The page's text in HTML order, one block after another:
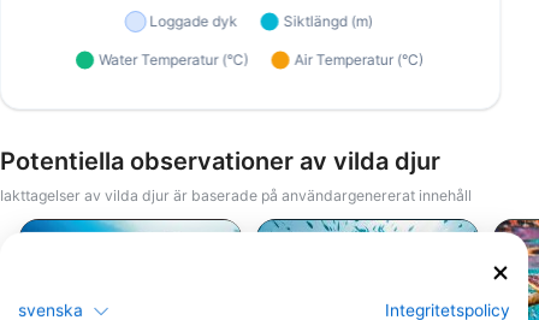
Potentiella observationer av vilda djur
Iakttagelser av vilda djur är baserade på användargenererat innehåll
svenska Integritetspolicy